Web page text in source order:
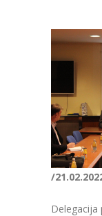
/
Delegacija